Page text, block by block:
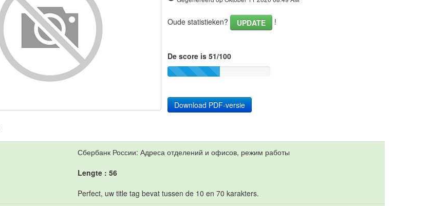
Oude statistieken? UPDATE !
De score is 51/100
Download PDF-versie
Сбербанк России: Адреса отделений и офисов, режим работы
Lengte : 56
Perfect, uw title tag bevat tussen de 10 en 70 karakters.